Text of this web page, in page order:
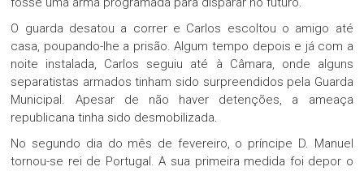
O guarda desatou a correr e Carlos escoltou o amigo até
casa, poupando-lhe a prisão. Algum tempo depois e já com a
noite instalada, Carlos seguiu até à Câmara, onde alguns
separatistas armados tinham sido surpreendidos pela Guarda
Municipal. Apesar de não haver detenções, a ameaça
republicana tinha sido desmobilizada.
No segundo dia do mês de fevereiro, o príncipe D. Manuel
tornou-se rei de Portugal. A sua primeira medida foi depor o